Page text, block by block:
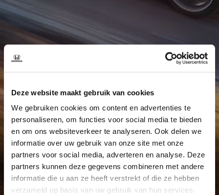
Deze website maakt gebruik van cookies
We gebruiken cookies om content en advertenties te
personaliseren, om functies voor social media te bieden
en om ons websiteverkeer te analyseren. Ook delen we
informatie over uw gebruik van onze site met onze
partners voor social media, adverteren en analyse. Deze
partners kunnen deze gegevens combineren met andere
informatie die u aan ze heeft verstrekt of die ze hebben
verzameld op basis van uw gebruik van hun services.